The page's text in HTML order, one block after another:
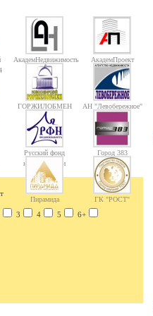
АкадемНедвижимость АкадемПроект
ГОРЖИЛОБМЕН АН "Левобережное"
Русский фонд
недвижимости
Город 383
Пирамида ГК "РОСТ"
3 4 5 6+